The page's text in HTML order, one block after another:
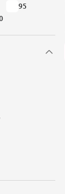
95